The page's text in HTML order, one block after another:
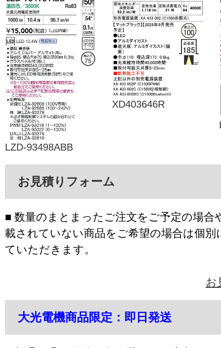
LZD-93498ABB
XD403646R
お見積りフォーム
■ 数量のまとまったご注文をご予定の場合
載されていない商品をご希望の場合は個別
ていただきます。
お
大光電機商品限定：即日発送